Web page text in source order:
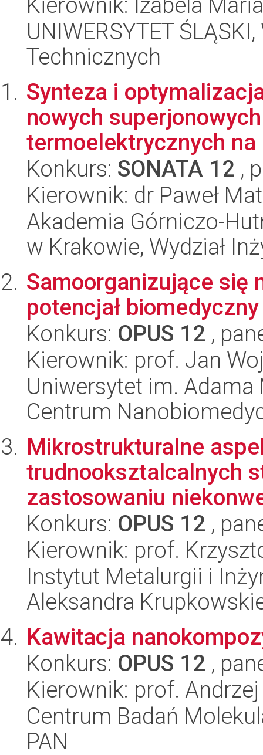
UNIWERSYTET
Technicznych
Synteza i
nowych
termoelektrycznych na
Konkurs: SONATA 12 ,
Kierownik: dr Paweł
Akademia Górniczo-
w Krakowie, Wydział
Samoorganizujące się
potencjał
Konkurs: OPUS 12 ,
Kierownik: prof. Jan
Uniwersytet im.
Centrum
Mikrostrukturalne
trudnooksztalcalnych
zastosowaniu
Konkurs: OPUS 12 ,
Kierownik: prof.
Instytut Metalurgii i
Aleksandra
Kawitacja
Konkurs: OPUS 12 ,
Kierownik: prof. Andrzej
Centrum Badań
PAN